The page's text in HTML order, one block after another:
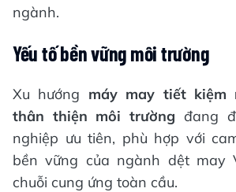
ngành.
Yếutố bền vững môi trường
Xu hướng máy may tiết kiệm
thân thiện môi trường đang
nghiệp ưu tiên, phù hợp với
bền vững của ngành dệt may
chuỗi cung ứng toàn cầu.